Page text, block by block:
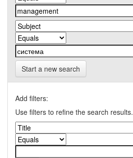
Start a new search
Add filters:
Use filters to refine the search results.